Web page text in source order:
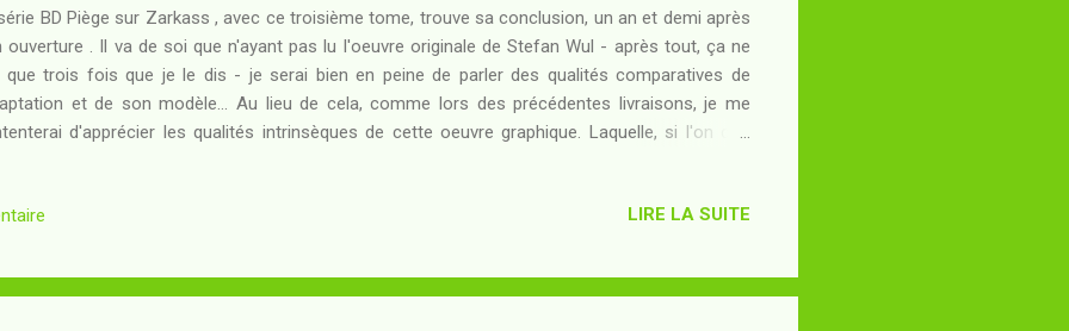
BD Piège sur Zarkass , avec ce troisième tome, trouve sa conclusion, un an et demi après
ouverture . Il va de soi que n'ayant pas lu l'oeuvre originale de Stefan Wul - après tout, ça ne
trois fois que je le dis - je serai bien en peine de parler des qualités comparatives de
et de son modèle... Au lieu de cela, comme lors des précédentes livraisons, je me
d'apprécier les qualités intrinsèques de cette oeuvre graphique. Laquelle, si l'on doit
les colons ainsi que les indigènes "civilisés". L'ambassadrice de Gaïa, aux prises avec les
choix que de faire évacuer les civils... La s...
LIRE LA SUITE